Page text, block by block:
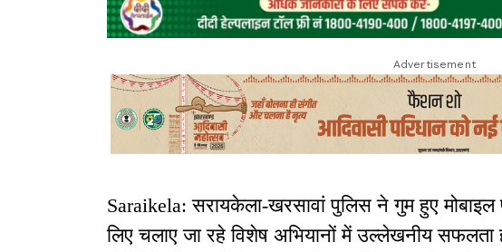
Advertisement
Saraikela: सरायकेला-खरसावां पुलिस ने गुम हुए
लिए चलाए जा रहे विशेष अभियानों में उल्लेखनीय सफलता